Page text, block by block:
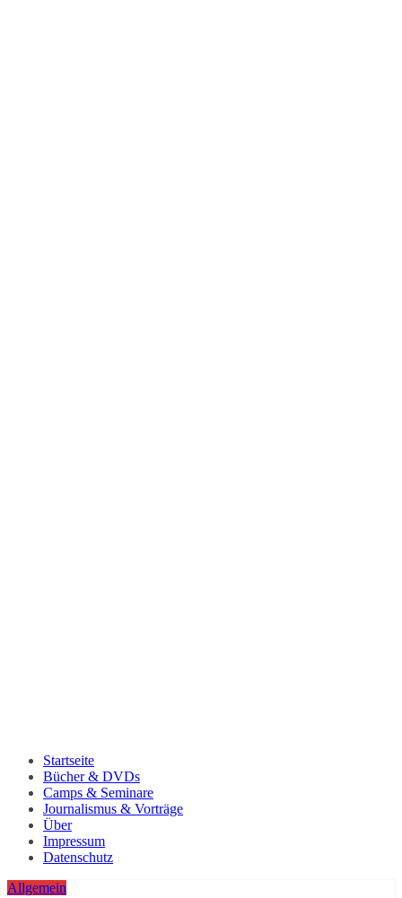
Startseite
Bücher & DVDs
Camps & Seminare
Journalismus & Vorträge
Über
Impressum
Datenschutz
Allgemein